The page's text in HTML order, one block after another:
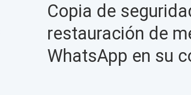
Copia de
restauración de
WhatsApp en su